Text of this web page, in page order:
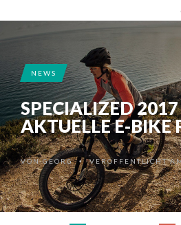
NEWS
SPECIALIZED
AKTUELLE E-BIKE
VONGEORG •VERÖFFENTLICHT